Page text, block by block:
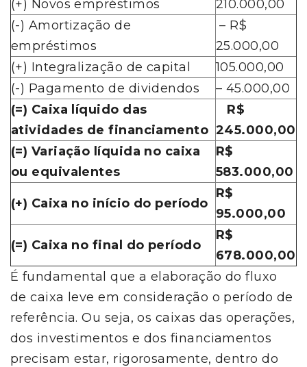
(+) Novos empréstimos
210.000,00
(-) Amortização de
empréstimos
– R$
25.000,00
(+) Integralização de capital
105.000,00
(-) Pagamento de dividendos
– 45.000,00
(=) Caixa líquido das
atividades de financiamento
R$
245.000,00
(=) Variação líquida no caixa
ou equivalentes
R$
583.000,00
(+) Caixa no início do período
R$
95.000,00
(=) Caixa no final do período
R$
678.000,00
É fundamental que a elaboração do fluxo
de caixa leve em consideração o período de
referência. Ou seja, os caixas das operações,
dos investimentos e dos financiamentos
precisam estar, rigorosamente, dentro do